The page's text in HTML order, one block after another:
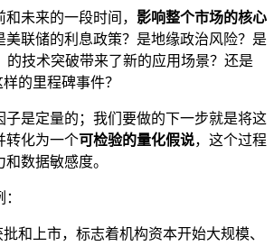
未来的一段时间， 影响整个市场的核心
美联储的利息政策？是地缘政治风险？是
的技术突破带来了新的应用场景？还是
的里程碑事件？
子是定量的；我们要做的下一步就是将这
转化为一个可检验的量化假说，这个过程
数据敏感度。
和上市，标志着机构资本开始大规模、